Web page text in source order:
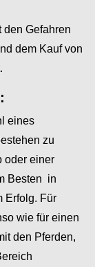
den Gefahren
dem Kauf von
eines
zu
oder einer
Besten in
Erfolg. Für
wie für einen
den Pferden,